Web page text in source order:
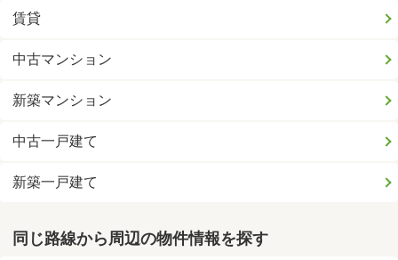
賃貸
中古マンション
新築マンション
中古一戸建て
新築一戸建て
同じ路線から周辺の物件情報を探す